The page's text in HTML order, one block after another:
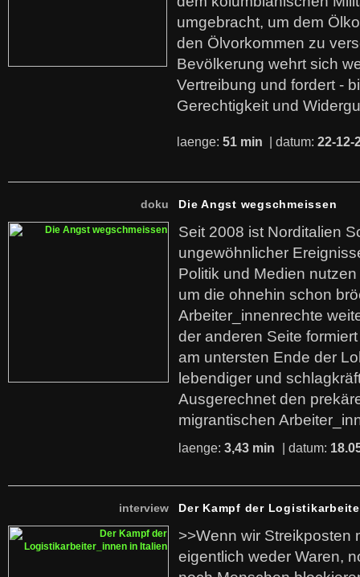
umgebracht, um dem
den Ölvorkommen zu
Bevölkerung wehrt sich
Vertreibung und fordert -
Gerechtigkeit und
laenge: 51 min | datum: 22-12-
doku Die Angst wegschmeissen
Seit 2008 ist Norditalien
ungewöhnlicher
Politik und Medien
um die ohnehin schon
Arbeiter_innenrechte
der anderen Seite
am untersten Ende der
lebendiger und
Ausgerechnet den
migrantischen
laenge: 3,43 min | datum:
interview Der Kampf der
>>Wenn wir Streikposten
eigentlich weder Waren,